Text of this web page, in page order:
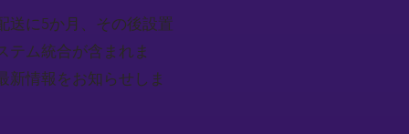
送に5か月、その後設置
テム統合が含まれま
新情報をお知らせしま